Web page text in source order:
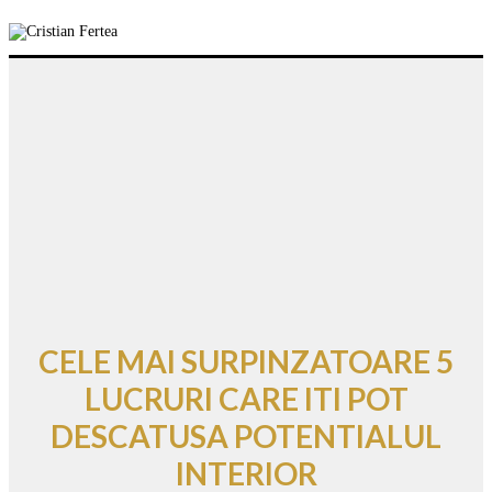
CELE MAI SURPINZATOARE 5
LUCRURI CARE ITI POT
DESCATUSA POTENTIALUL
INTERIOR